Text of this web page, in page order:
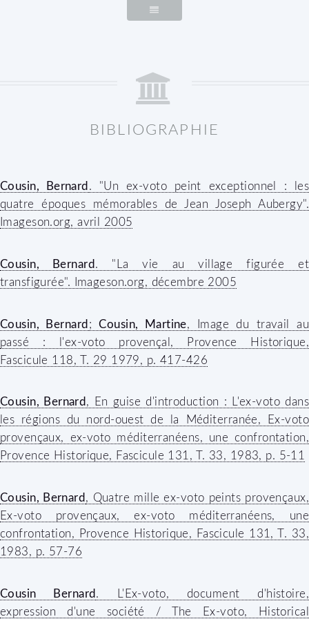
BIBLIOGRAPHIE
Cousin, Bernard . "Un ex-voto peint exceptionnel : les
quatre époques mémorables de Jean Joseph Aubergy".
Imageson.org, avril 2005
Cousin, Bernard . "La vie au village figurée et
transfigurée".
Imageson.org, décembre 2005
Cousin, Bernard ;Cousin, Martine, Image du travail au
passé : l'ex-voto provençal, Provence Historique,
Fascicule 118, T. 29 1979, p. 417-426
Cousin, Bernard , En guise d'introduction : L'ex-voto dans
les régions du nord-ouest de la Méditerranée, Ex-voto
provençaux, ex-voto méditerranéens, une confrontation,
Provence Historique, Fascicule 131, T. 33, 1983, p. 5-11
Cousin, Bernard , Quatre mille ex-voto peints provençaux,
Ex-voto provençaux, ex-voto méditerranéens, une
confrontation, Provence Historique, Fascicule 131, T. 33,
1983, p. 57-76
Cousin Bernard . L'Ex-voto, document d'histoire,
expression d'une société / The Ex-voto, Historical